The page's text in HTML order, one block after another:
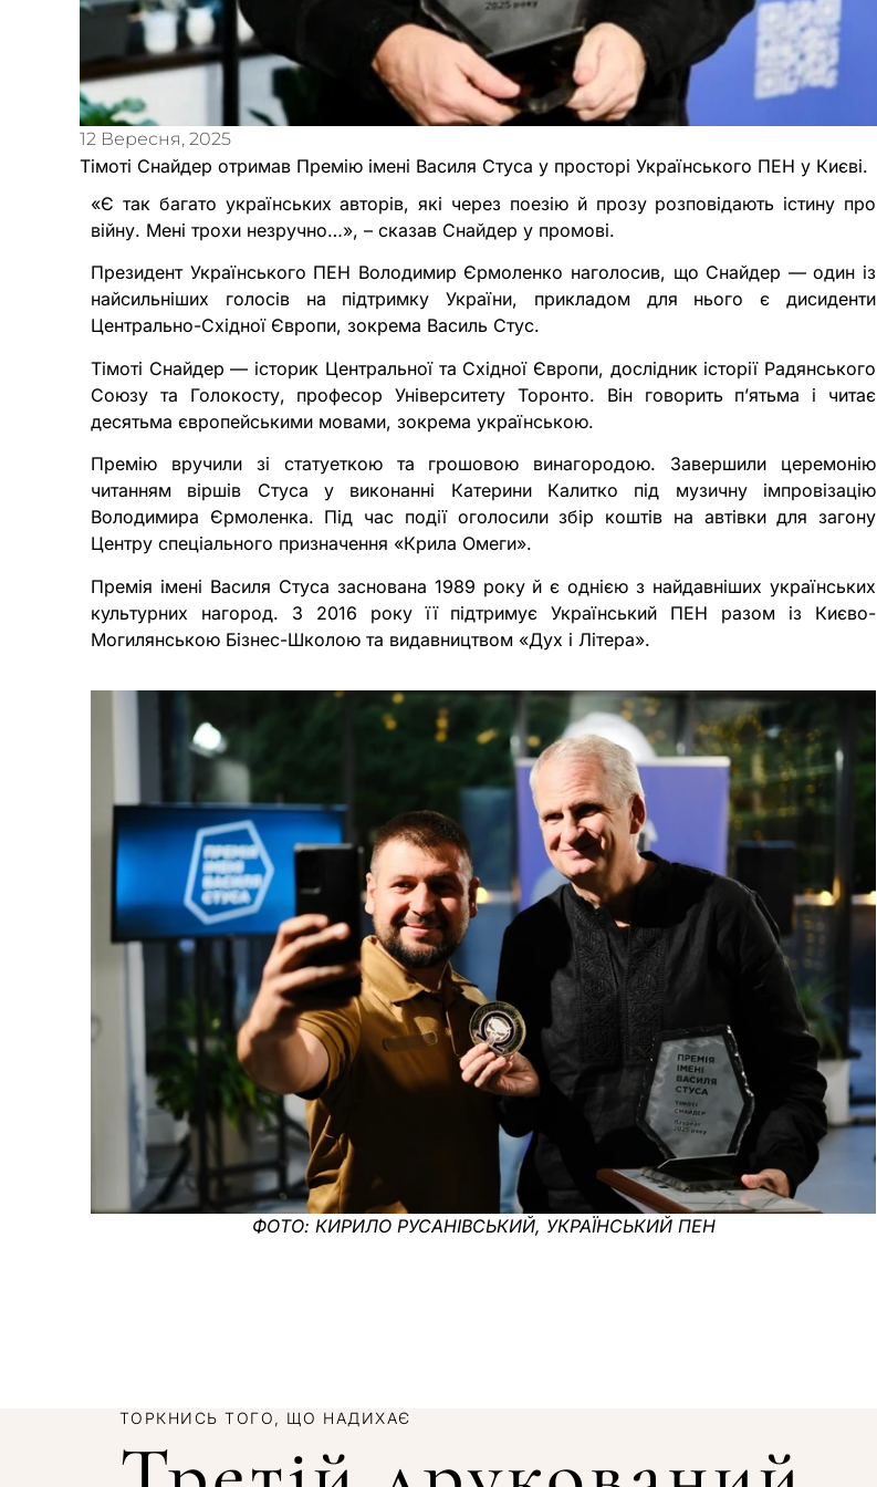
12 Вересня, 2025
Тімоті Снайдер отримав Премію імені Василя Стуса у просторі Українського ПЕН у Києві.
«Є так багато українських авторів, які через поезію й прозу розповідають істину про
війну. Мені трохи незручно…», – сказав Снайдер у промові.
Президент Українського ПЕН Володимир Єрмоленко наголосив, що Снайдер — один із
найсильніших голосів на підтримку України, прикладом для нього є дисиденти
Центрально-Східної Європи, зокрема Василь Стус.
Тімоті Снайдер — історик Центральної та Східної Європи, дослідник історії Радянського
Союзу та Голокосту, професор Університету Торонто. Він говорить п’ятьма і читає
десятьма європейськими мовами, зокрема українською.
Премію вручили зі статуеткою та грошовою винагородою. Завершили церемонію
читанням віршів Стуса у виконанні Катерини Калитко під музичну імпровізацію
Володимира Єрмоленка. Під час події оголосили збір коштів на автівки для загону
Центру спеціального призначення «Крила Омеги».
Премія імені Василя Стуса заснована 1989 року й є однією з найдавніших українських
культурних нагород. З 2016 року її підтримує Український ПЕН разом із Києво-
Могилянською Бізнес-Школою та видавництвом «Дух і Літера».
ФОТО: КИРИЛО РУСАНІВСЬКИЙ, УКРАЇНСЬКИЙ ПЕН
ТОРКНИСЬ ТОГО, ЩО НАДИХАЄ